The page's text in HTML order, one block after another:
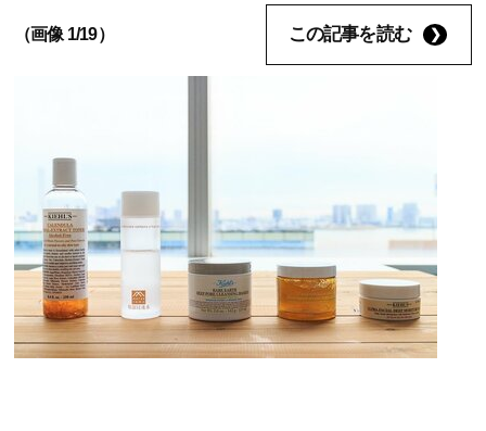
（画像 1/19） この記事を読む